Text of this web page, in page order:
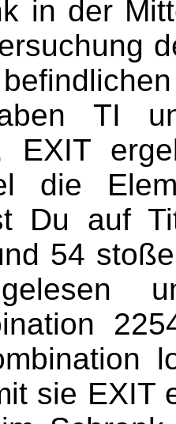
in der
TI
EXIT
die
Du auf
54
sie EXIT